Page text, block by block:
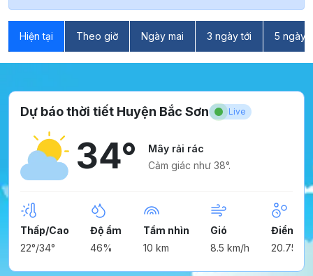
Hiện tại Theo giờ Ngày mai 3 ngày tới 5 ngày
Dự báo thời tiết Huyện Bắc Sơn Live
34°
Mây rải rác
Cảm giác như 38°.
Thấp/Cao
22°/34°
Độ ẩm
46%
Tầm nhìn
10 km
Gió
8.5 km/h
Điểm
20.75°